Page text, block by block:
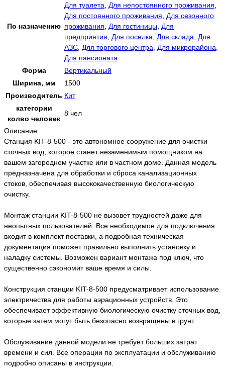
По назначению
Для туалета
Для непостоянного проживания
Для постоянного проживания
Для сезонного
проживания
Для гостиницы Для
предприятия
Для поселка Для склада
Для
АЗС Для торгового центра Для микрорайона
Для пансионата
Форма
Вертикальный
Ширина, мм
1500
Производитель Кит
категории
колво человек
8 чел
Описание
Станция KIT-8-500 - это автономное сооружение для очистки
сточных вод, которое станет незаменимым помощником на
вашем загородном участке или в частном доме. Данная модель
предназначена для обработки и сброса канализационных
стоков, обеспечивая высококачественную биологическую
очистку.
Монтаж станции KIT-8-500 не вызовет трудностей даже для
неопытных пользователей. Все необходимое для подключения
входит в комплект поставки, а подробная техническая
документация поможет правильно выполнить установку и
наладку системы. Возможен вариант монтажа под ключ, что
существенно сэкономит ваше время и силы.
Конструкция станции KIT-8-500 предусматривает использование
электричества для работы аэрационных устройств. Это
обеспечивает эффективную биологическую очистку сточных вод,
которые затем могут быть безопасно возвращены в грунт.
Обслуживание данной модели не требует больших затрат
времени и сил. Все операции по эксплуатации и обслуживанию
подробно описаны в инструкции.